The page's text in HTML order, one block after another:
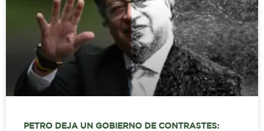
PETRO DEJA UN GOBIERNO DE CONTRASTES: